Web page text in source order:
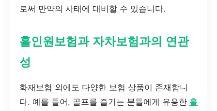
로써 만약의 사태에 대비할 수 있습니다.
홀인원보험과 자차보험과의 연관
성
화재보험 외에도 다양한 보험 상품이 존재합니
다. 예를 들어, 골프를 즐기는 분들에게 유용한 홀